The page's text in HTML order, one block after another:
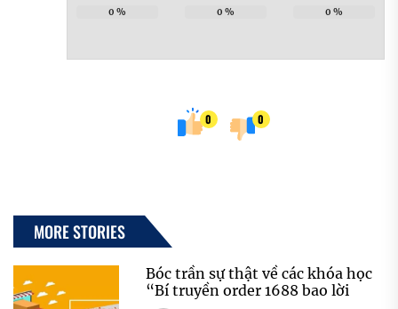
0 % 0 % 0 %
0 0
MORE STORIES
Bóc trần sự thật về các khóa học
“Bí truyền order 1688 bao lời